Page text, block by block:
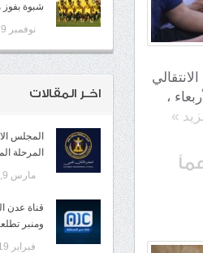
الانتقالي
،
»
شبوة
نوفمبر 19, 2024
اخـر المقالات
المجلس
المرحلة
مارس 9, 2026
قناة عدن
ومنبر
فبراير 19, 2026